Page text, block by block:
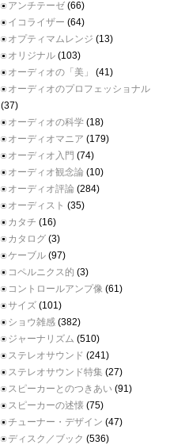
アンチテーゼ (66)
イコライザー (64)
オプティマムレンジ (13)
オリジナル (103)
オーディオの「美」
(41)
オーディオのプロフェッショナル
(37)
オーディオの科学 (18)
オーディオマニア (179)
オーディオ入門 (74)
オーディオ観念論 (10)
オーディオ評論 (284)
オーディスト (35)
カタチ (16)
カタログ (3)
ケーブル (97)
コペルニクス的 (3)
コントロールアンプ像 (61)
サイズ (101)
ショウ雑感 (382)
ジャーナリズム (510)
ステレオサウンド (241)
ステレオサウンド特集 (27)
スピーカーとのつきあい (91)
スピーカーの述懐 (75)
チューナー・デザイン (47)
ディスク／ブック (536)